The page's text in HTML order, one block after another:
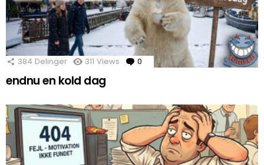
384 Delinger 311 Views 0 Comments
endnu en kold dag